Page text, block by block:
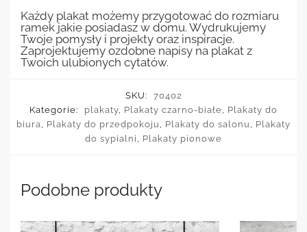
Każdy plakat możemy przygotować do rozmiaru
ramek jakie posiadasz w domu. Wydrukujemy
Twoje pomysły i projekty oraz inspiracje.
Zaprojektujemy ozdobne napisy na plakat z
Twoich ulubionych cytatów.
SKU:
70402
Kategorie:
plakaty Plakaty czarno-białe
Plakaty do
biura
Plakaty do przedpokoju Plakaty do salonu
Plakaty
do sypialni
Plakaty pionowe
Podobne produkty